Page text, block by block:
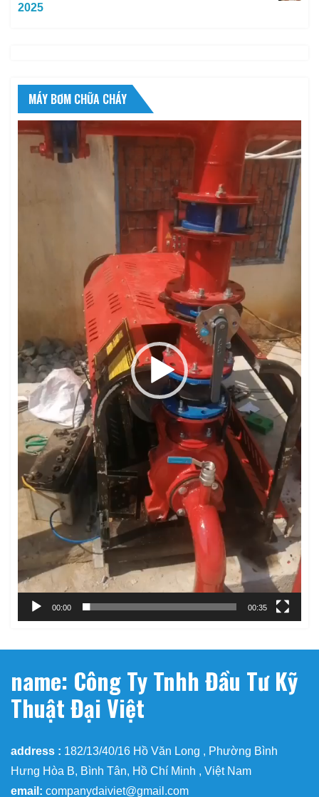
2025
MÁY BƠM CHỮA CHÁY
Trình
chơi
00:00 00:35
name: Công Ty Tnhh Đầu Tư Kỹ
Thuật Đại Việt
address : 182/13/40/16 Hồ Văn Long , Phường Bình
Hưng Hòa B, Bình Tân, Hồ Chí Minh , Việt Nam
email: companydaiviet@gmail.com